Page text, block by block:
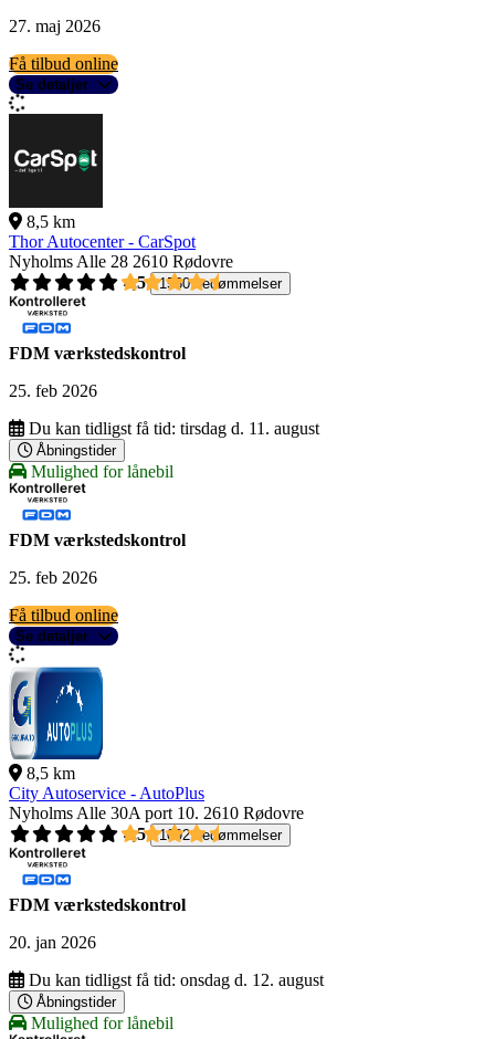
27. maj 2026
Få tilbud online
Se detaljer
8,5 km
Thor Autocenter - CarSpot
Nyholms Alle 28 2610 Rødovre
4,5
1560 bedømmelser
FDM værkstedskontrol
25. feb 2026
Du kan tidligst få tid: tirsdag d. 11. august
Åbningstider
Mulighed for lånebil
FDM værkstedskontrol
25. feb 2026
Få tilbud online
Se detaljer
8,5 km
City Autoservice - AutoPlus
Nyholms Alle 30A port 10. 2610 Rødovre
4,5
1092 bedømmelser
FDM værkstedskontrol
20. jan 2026
Du kan tidligst få tid: onsdag d. 12. august
Åbningstider
Mulighed for lånebil